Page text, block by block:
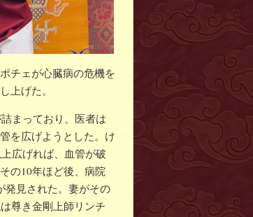
チェが心臓病の危機を
上げた。
まっており、医者は
を広げようとした。け
広げれば、血管が破
の10年ほど後、病院
発見された。妻がその
尊き金剛上師リンチ